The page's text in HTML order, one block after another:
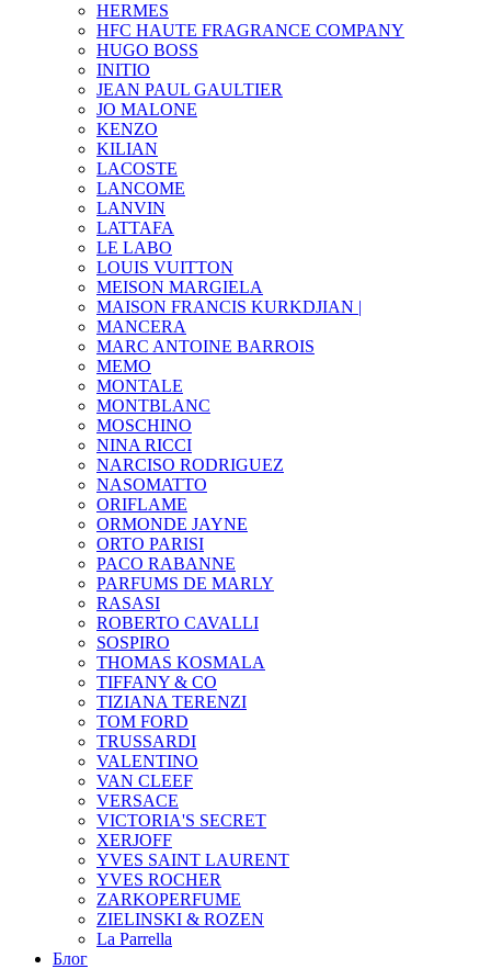
HERMES
HFC HAUTE FRAGRANCE COMPANY
HUGO BOSS
INITIO
JEAN PAUL GAULTIER
JO MALONE
KENZO
KILIAN
LACOSTE
LANCOME
LANVIN
LATTAFA
LE LABO
LOUIS VUITTON
MEISON MARGIELA
MAISON FRANCIS KURKDJIAN |
MANCERA
MARC ANTOINE BARROIS
MEMO
MONTALE
MONTBLANC
MOSCHINO
NINA RICCI
NARCISO RODRIGUEZ
NASOMATTO
ORIFLAME
ORMONDE JAYNE
ORTO PARISI
PACO RABANNE
PARFUMS DE MARLY
RASASI
ROBERTO CAVALLI
SOSPIRO
THOMAS KOSMALA
TIFFANY & CO
TIZIANA TERENZI
TOM FORD
TRUSSARDI
VALENTINO
VAN CLEEF
VERSACE
VICTORIA'S SECRET
XERJOFF
YVES SAINT LAURENT
YVES ROCHER
ZARKOPERFUME
ZIELINSKI & ROZEN
La Parrella
Блог